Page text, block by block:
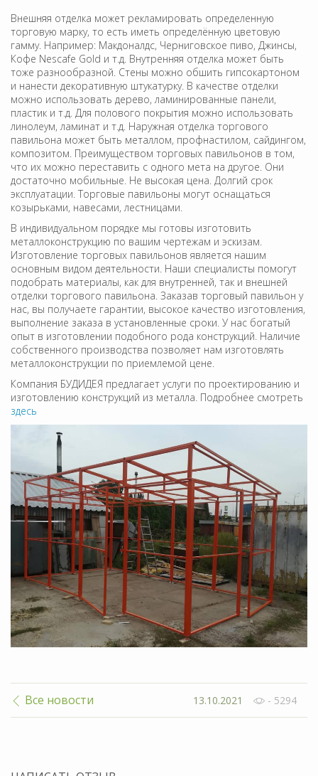
Внешняя отделка может рекламировать определенную
торговую марку, то есть иметь определённую цветовую
гамму. Например: Макдоналдс, Черниговское пиво, Джинсы,
Кофе Nescafe Gold и т.д. Внутренняя отделка может быть
тоже разнообразной. Стены можно обшить гипсокартоном
и нанести декоративную штукатурку. В качестве отделки
можно использовать дерево, ламинированные панели,
пластик и т.д. Для полового покрытия можно использовать
линолеум, ламинат и т.д. Наружная отделка торгового
павильона может быть металлом, профнастилом, сайдингом,
композитом. Преимуществом торговых павильонов в том,
что их можно переставить с одного мета на другое. Они
достаточно мобильные. Не высокая цена. Долгий срок
эксплуатации. Торговые павильоны могут оснащаться
козырьками, навесами, лестницами.
В индивидуальном порядке мы готовы изготовить
металлоконструкцию по вашим чертежам и эскизам.
Изготовление торговых павильонов является нашим
основным видом деятельности. Наши специалисты помогут
подобрать материалы, как для внутренней, так и внешней
отделки торгового павильона. Заказав торговый павильон у
нас, вы получаете гарантии, высокое качество изготовления,
выполнение заказа в установленные сроки. У нас богатый
опыт в изготовлении подобного рода конструкций. Наличие
собственного производства позволяет нам изготовлять
металлоконструкции по приемлемой цене.
Компания БУДИДЕЯ предлагает услуги по проектированию и
изготовлению конструкций из металла. Подробнее смотреть
здесь
Все новости 13.10.2021 - 5294